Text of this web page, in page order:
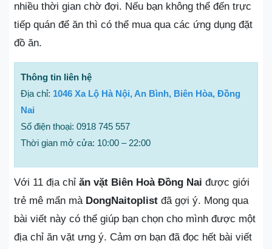
nhiều thời gian chờ đợi. Nếu bạn không thể đến trực
tiếp quán để ăn thì có thể mua qua các ứng dụng đặt
đồ ăn.
Thông tin liên hệ
Địa chỉ: 1046 Xa Lộ Hà Nội, An Bình, Biên Hòa, Đồng
Nai
Số điện thoại: 0918 745 557
Thời gian mở cửa: 10:00 – 22:00
Với 11 địa chỉ ăn vặt Biên Hoà Đồng Nai được giới
trẻ mê mẩn mà DongNaitoplist đã gợi ý. Mong qua
bài viết này có thể giúp bạn chọn cho mình được một
địa chỉ ăn vặt ưng ý. Cảm ơn bạn đã đọc hết bài viết